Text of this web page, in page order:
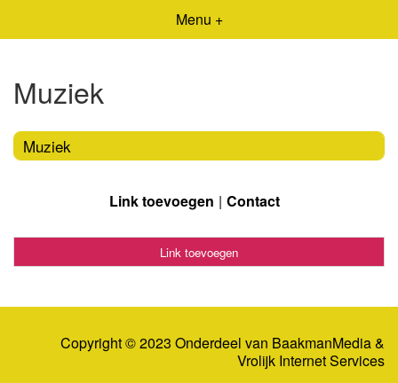
Menu +
Muziek
Muziek
Link toevoegen Contact
Link toevoegen
Copyright © 2023 Onderdeel van BaakmanMedia&
Vrolijk Internet Services